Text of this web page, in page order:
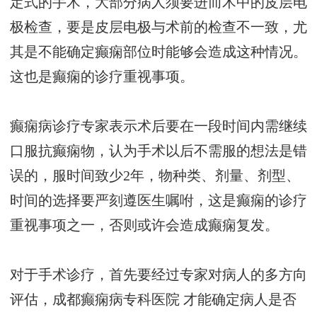
极检查，要是皮层电极与术前的检查不一致，尤
其是不能确定癫痫部位时能够会造成这种情况。
这也是癫痫的诊疗重视事项。
癫痫病诊疗专家表示术后要在一段时间内需继续
口服抗癫痫物，认为手术以后不需服的想法是错
误的，服时间致少2年，物种类、剂量、剂型、
时间的选择要严刻遵医生嘱咐，这是癫痫的诊疗
重视事项之一，否则或许会造成癫痫复发。
对于手术诊疗，首先要经过专家对病人的多方向
评估， 成都癫痫病专科医院 才能确定病人是否